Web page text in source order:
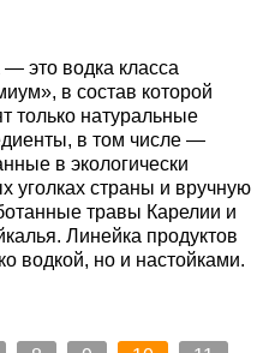
— это водка класса
в состав которой
только натуральные
в том числе —
в экологически
уголках страны и вручную
травы Карелии и
Линейка продуктов
водкой, но и настойками.